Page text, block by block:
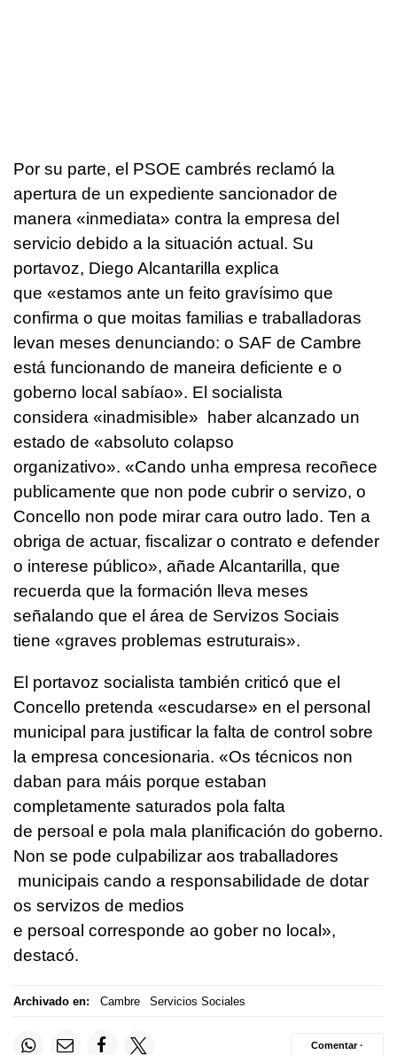
Por su parte, el PSOE cambrés reclamó la
apertura de un expediente sancionador de
manera «inmediata» contra la empresa del
servicio debido a la situación actual. Su
portavoz, Diego Alcantarilla explica
que «estamos ante un feito gravísimo que
confirma o que moitas familias e traballadoras
levan meses denunciando: o SAF de Cambre
está funcionando de maneira deficiente e o
goberno local sabíao». El socialista
considera «inadmisible» haber alcanzado un
estado de «absoluto colapso
organizativo». «Cando unha empresa recoñece
publicamente que non pode cubrir o servizo, o
Concello non pode mirar cara outro lado. Ten a
obriga de actuar, fiscalizar o contrato e defender
o interese público», añade Alcantarilla, que
recuerda que la formación lleva meses
señalando que el área de Servizos Sociais
tiene «graves problemas estruturais».
El portavoz socialista también criticó que el
Concello pretenda «escudarse» en el personal
municipal para justificar la falta de control sobre
la empresa concesionaria. «Os técnicos non
daban para máis porque estaban
completamente saturados pola falta
de persoal e pola mala planificación do goberno.
Non se pode culpabilizar aos traballadores
municipais cando a responsabilidade de dotar
os servizos de medios
e persoal corresponde ao gober no local»,
destacó.
Archivado en: Cambre Servicios Sociales
Comentar ·